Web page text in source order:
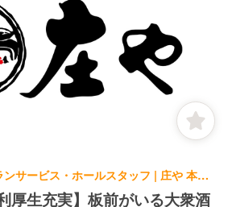
和食, 居酒屋 | レストランサービス・ホールスタッフ | 庄や 本庄店
厚生充実】板前がいる大衆酒